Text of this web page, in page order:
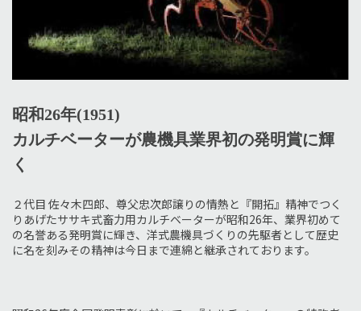
昭和26年(1951)
カルチベーターが農機具業界初の発明賞に輝
く
２代目 佐々木四郎、尊父忠次郎譲りの情熱と『開拓』精神でつく
りあげたササキ式畜力用カルチベーターが昭和26年、業界初めて
の名誉ある発明賞に輝き、洋式農機具づくりの先駆者として歴史
に名を刻みその精神は今日まで連綿と継承されております。